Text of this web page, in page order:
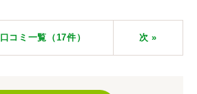
口コミ一覧（17件） 次 »